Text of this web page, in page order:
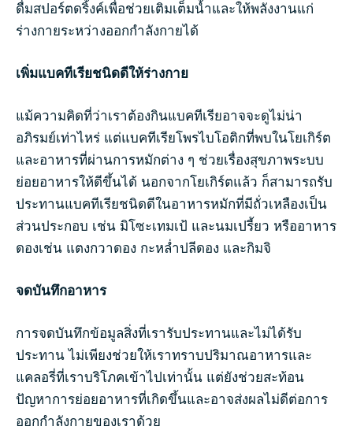
ดื่มสปอร์ตดริ้งค์เพื่อช่วยเติมเต็มน้ำและให้พลังงานแก่
ร่างกายระหว่างออกกำลังกายได้
เพิ่มแบคทีเรียชนิดดีให้ร่างกาย
แม้ความคิดที่ว่าเราต้องกินแบคทีเรียอาจจะดูไม่น่า
อภิรมย์เท่าไหร่ แต่แบคทีเรียโพรไบโอติกที่พบในโยเกิร์ต
และอาหารที่ผ่านการหมักต่าง ๆ ช่วยเรื่องสุขภาพระบบ
ย่อยอาหารให้ดีขึ้นได้ นอกจากโยเกิร์ตแล้ว ก็สามารถรับ
ประทานแบคทีเรียชนิดดีในอาหารหมักที่มีถั่วเหลืองเป็น
ส่วนประกอบ เช่น มิโซะเทมเป้ และนมเปรี้ยว หรืออาหาร
ดองเช่น แตงกวาดอง กะหล่ำปลีดอง และกิมจิ
จดบันทึกอาหาร
การจดบันทึกข้อมูลสิ่งที่เรารับประทานและไม่ได้รับ
ประทาน ไม่เพียงช่วยให้เราทราบปริมาณอาหารและ
แคลอรี่ที่เราบริโภคเข้าไปเท่านั้น แต่ยังช่วยสะท้อน
ปัญหาการย่อยอาหารที่เกิดขึ้นและอาจส่งผลไม่ดีต่อการ
ออกกำลังกายของเราด้วย